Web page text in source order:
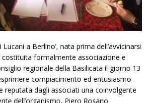
Lucani a Berlino’, nata prima dell’avvicinarsi
formalmente associazione e
regionale della Basilicata il giorno 13
compiacimento ed entusiasmo
reputata dagli associati una coinvolgente
dell’organismo, Piero Rosano.